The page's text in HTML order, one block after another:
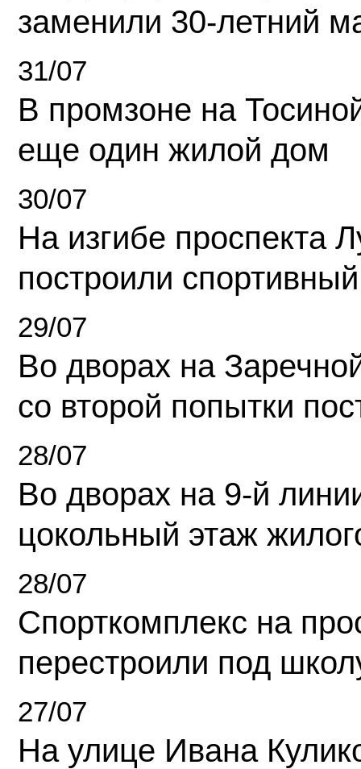
заменили 30-летний
31/07
В промзоне на
еще один жилой дом
30/07
На изгибе проспекта
построили
29/07
Во дворах на
со второй попытки
28/07
Во дворах на 9-й
цокольный этаж
28/07
Спорткомплекс на
перестроили под
27/07
На улице Ивана